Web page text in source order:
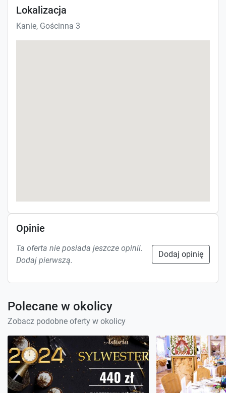
Lokalizacja
Kanie, Gościnna 3
Opinie
Ta oferta nie posiada jeszcze opinii.
Dodaj pierwszą.
Dodaj opinię
Polecane w okolicy
Zobacz podobne oferty w okolicy